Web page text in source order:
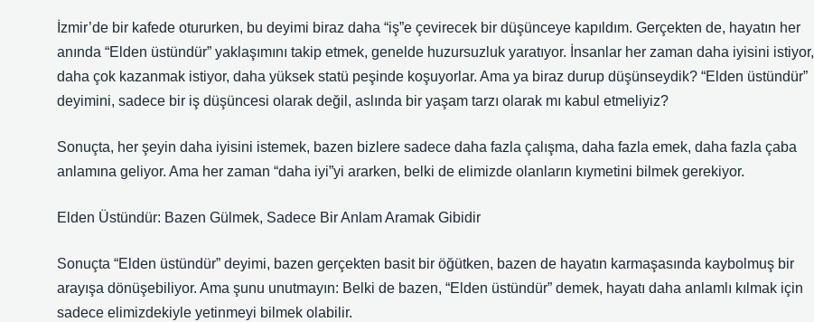
İzmir’de bir kafede otururken, bu deyimi biraz daha “iş”e çevirecek bir düşünceye kapıldım. Gerçekten de, hayatın her
anında “Elden üstündür” yaklaşımını takip etmek, genelde huzursuzluk yaratıyor. İnsanlar her zaman daha iyisini istiyor,
daha çok kazanmak istiyor, daha yüksek statü peşinde koşuyorlar. Ama ya biraz durup düşünseydik? “Elden üstündür”
deyimini, sadece bir iş düşüncesi olarak değil, aslında bir yaşam tarzı olarak mı kabul etmeliyiz?
Sonuçta, her şeyin daha iyisini istemek, bazen bizlere sadece daha fazla çalışma, daha fazla emek, daha fazla çaba
anlamına geliyor. Ama her zaman “daha iyi”yi ararken, belki de elimizde olanların kıymetini bilmek gerekiyor.
Elden Üstündür: Bazen Gülmek, Sadece Bir Anlam Aramak Gibidir
Sonuçta “Elden üstündür” deyimi, bazen gerçekten basit bir öğütken, bazen de hayatın karmaşasında kaybolmuş bir
arayışa dönüşebiliyor. Ama şunu unutmayın: Belki de bazen, “Elden üstündür” demek, hayatı daha anlamlı kılmak için
sadece elimizdekiyle yetinmeyi bilmek olabilir.